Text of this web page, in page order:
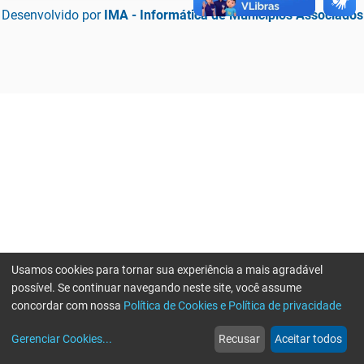
Desenvolvido por IMA - Informática de Municípios Associados
web
Notícias
more_horiz
Mais
Usamos cookies para tornar sua experiência a mais agradável
possível. Se continuar navegando neste site, você assume
concordar com nossa Política de Cookies e Política de privacidade
Gerenciar Cookies... Recusar Aceitar todos
Erro ao enviar informações, por favor tente novamente